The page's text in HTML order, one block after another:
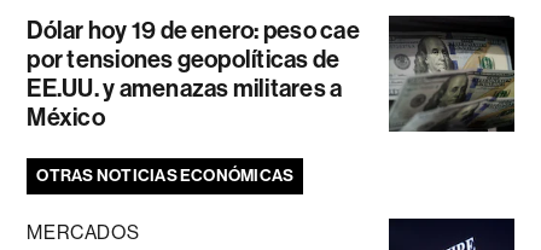
Dólar hoy 19 de enero: peso cae
por tensiones geopolíticas de
EE.UU. y amenazas militares a
México
OTRAS NOTICIAS ECONÓMICAS
MERCADOS